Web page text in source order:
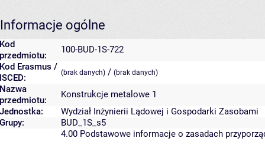
Informacje ogólne
Kod
przedmiotu:
100-BUD-1S-722
Kod Erasmus /
ISCED:
(brak danych) / (brak danych)
Nazwa
przedmiotu:
Konstrukcje metalowe 1
Jednostka:
Wydział Inżynierii Lądowej i Gospodarki Zasobami
Grupy:
BUD_1S_s5
4.00 Podstawowe informacje o zasadach